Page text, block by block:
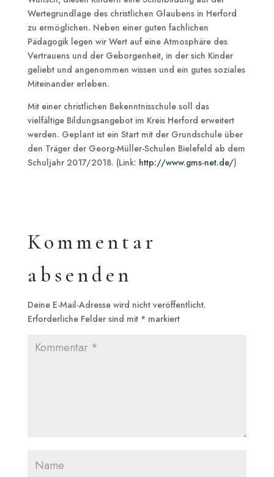
Wertegrundlage des christlichen Glaubens in Herford
zu ermöglichen. Neben einer guten fachlichen
Pädagogik legen wir Wert auf eine Atmosphäre des
Vertrauens und der Geborgenheit, in der sich Kinder
geliebt und angenommen wissen und ein gutes soziales
Miteinander erleben.
Mit einer christlichen Bekenntnisschule soll das
vielfältige Bildungsangebot im Kreis Herford erweitert
werden. Geplant ist ein Start mit der Grundschule über
den Träger der Georg-Müller-Schulen Bielefeld ab dem
Schuljahr 2017/2018. (Link: http://www.gms-net.de/)
Kommentar
absenden
Deine E-Mail-Adresse wird nicht veröffentlicht.
Erforderliche Felder sind mit * markiert